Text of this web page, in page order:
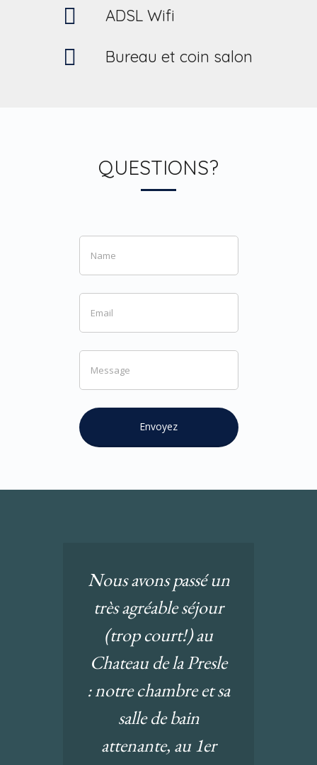
ADSL Wifi
Bureau et coin salon
QUESTIONS?
Nous avons passé un
très agréable séjour
(trop court!) au
Chateau de la Presle
: notre chambre et sa
salle de bain
attenante, au 1er